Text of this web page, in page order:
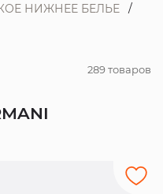
НИЖНЕЕ БЕЛЬЕ
289 товаров